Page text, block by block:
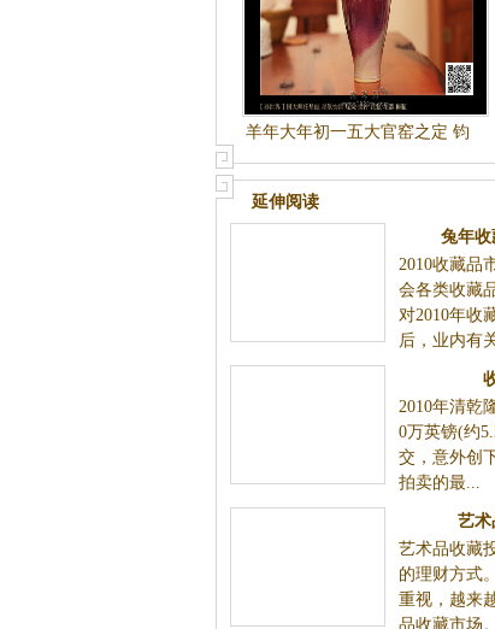
羊年大年初一五大官窑之定 钧
官窑瓷器淘宝拍卖会作品欣赏
延伸阅读
兔年
2010收藏品
会各类收藏
对2010年收
后，业内有
2010年清乾
0万英镑(约
交，意外创
拍卖的最...
艺术
艺术品收藏
的理财方式
重视，越来
品收藏市场。